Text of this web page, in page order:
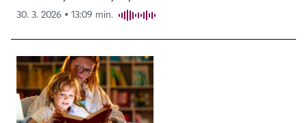
30. 3. 2026 ▪ 13:09 min.